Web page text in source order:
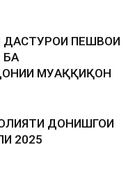
ПЕШВОИ
БА
МУҲАҚҚИҚОН
ДОНИШГОҲИ
2025